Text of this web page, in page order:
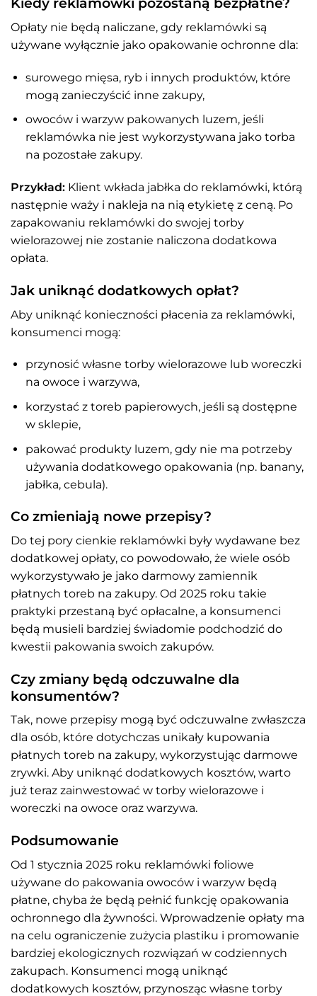
Opłaty nie będą naliczane, gdy reklamówki są
używane wyłącznie jako opakowanie ochronne dla:
surowego mięsa, ryb i innych produktów, które
mogą zanieczyścić inne zakupy,
owoców i warzyw pakowanych luzem, jeśli
reklamówka nie jest wykorzystywana jako torba
na pozostałe zakupy.
Przykład: Klient wkłada jabłka do reklamówki, którą
następnie waży i nakleja na nią etykietę z ceną. Po
zapakowaniu reklamówki do swojej torby
wielorazowej nie zostanie naliczona dodatkowa
opłata.
Jak uniknąć dodatkowych opłat?
Aby uniknąć konieczności płacenia za reklamówki,
konsumenci mogą:
przynosić własne torby wielorazowe lub woreczki
na owoce i warzywa,
korzystać z toreb papierowych, jeśli są dostępne
w sklepie,
pakować produkty luzem, gdy nie ma potrzeby
używania dodatkowego opakowania (np. banany,
jabłka, cebula).
Co zmieniają nowe przepisy?
Do tej pory cienkie reklamówki były wydawane bez
dodatkowej opłaty, co powodowało, że wiele osób
wykorzystywało je jako darmowy zamiennik
płatnych toreb na zakupy. Od 2025 roku takie
praktyki przestaną być opłacalne, a konsumenci
będą musieli bardziej świadomie podchodzić do
kwestii pakowania swoich zakupów.
Czy zmiany będą odczuwalne dla
konsumentów?
Tak, nowe przepisy mogą być odczuwalne zwłaszcza
dla osób, które dotychczas unikały kupowania
płatnych toreb na zakupy, wykorzystując darmowe
zrywki. Aby uniknąć dodatkowych kosztów, warto
już teraz zainwestować w torby wielorazowe i
woreczki na owoce oraz warzywa.
Podsumowanie
Od 1 stycznia 2025 roku reklamówki foliowe
używane do pakowania owoców i warzyw będą
płatne, chyba że będą pełnić funkcję opakowania
ochronnego dla żywności. Wprowadzenie opłaty ma
na celu ograniczenie zużycia plastiku i promowanie
bardziej ekologicznych rozwiązań w codziennych
zakupach. Konsumenci mogą uniknąć
dodatkowych kosztów, przynosząc własne torby